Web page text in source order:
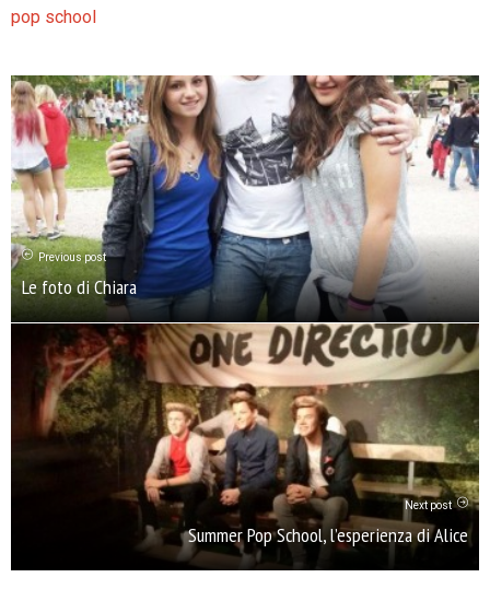
pop school
Previous post
Le foto di Chiara
Next post
Summer Pop School, l’esperienza di Alice